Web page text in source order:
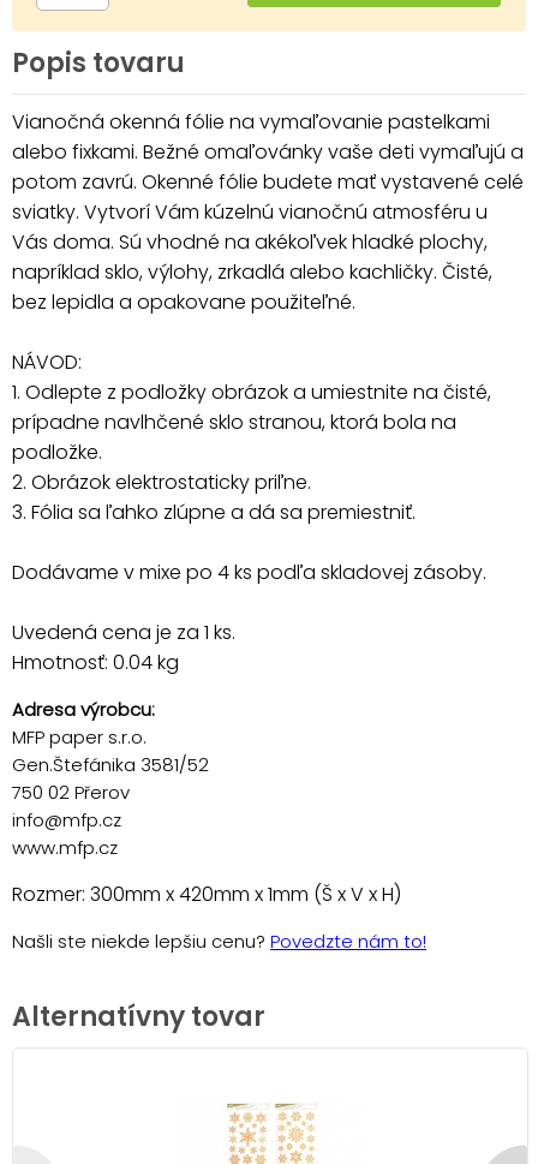
Popis tovaru
Vianočná okenná fólie na vymaľovanie pastelkami
alebo fixkami. Bežné omaľovánky vaše deti vymaľujú a
potom zavrú. Okenné fólie budete mať vystavené celé
sviatky. Vytvorí Vám kúzelnú vianočnú atmosféru u
Vás doma. Sú vhodné na akékoľvek hladké plochy,
napríklad sklo, výlohy, zrkadlá alebo kachličky. Čisté,
bez lepidla a opakovane použiteľné.
NÁVOD:
1. Odlepte z podložky obrázok a umiestnite na čisté,
prípadne navlhčené sklo stranou, ktorá bola na
podložke.
2. Obrázok elektrostaticky priľne.
3. Fólia sa ľahko zlúpne a dá sa premiestniť.
Dodávame v mixe po 4 ks podľa skladovej zásoby.
Uvedená cena je za 1 ks.
Hmotnosť: 0.04 kg
Adresa výrobcu:
MFP paper s.r.o.
Gen.Štefánika 3581/52
750 02 Přerov
info@mfp.cz
www.mfp.cz
Rozmer: 300mm x 420mm x 1mm (Š x V x H)
Našli ste niekde lepšiu cenu? Povedzte nám to!
Alternatívny tovar